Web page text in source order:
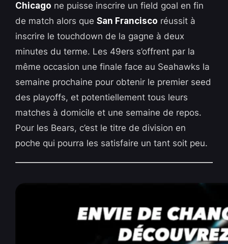
Chicago ne puisse inscrire un field goal en fin
de match alors queSan Francisco réussit à
inscrire le touchdown de la gagne à deux
minutes du terme. Les 49ers s’offrent par la
même occasion une finale face au Seahawks la
semaine prochaine pour obtenir le premier seed
des playoffs, et potentiellement tous leurs
matches à domicile et une semaine de repos.
Pour les Bears, c’est le titre de division en
poche qui pourra les satisfaire un tant soit peu.